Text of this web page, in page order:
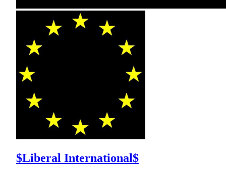
$Liberal International$